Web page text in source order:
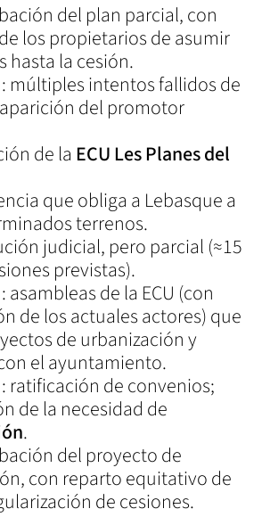
del plan parcial, con
los propietarios de asumir
hasta la cesión.
: múltiples intentos fallidos de
del promotor
de la ECU Les Planes del
que obliga a Lebasque a
terrenos.
judicial, pero parcial (≈15
previstas).
: asambleas de la ECU (con
de los actuales actores) que
de urbanización y
el ayuntamiento.
: ratificación de convenios;
de la necesidad de
.
del proyecto de
con reparto equitativo de
de cesiones.